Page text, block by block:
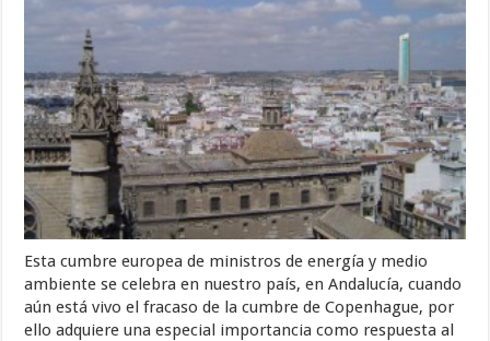
Esta cumbre europea de ministros de energía y medio
ambiente se celebra en nuestro país, en Andalucía, cuando
aún está vivo el fracaso de la cumbre de Copenhague, por
ello adquiere una especial importancia como respuesta al